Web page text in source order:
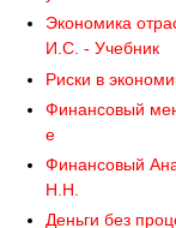
Экономика
И.С. - Учебник
Риски в
Финансовый
е
Финансовый
Н.Н.
Деньги без